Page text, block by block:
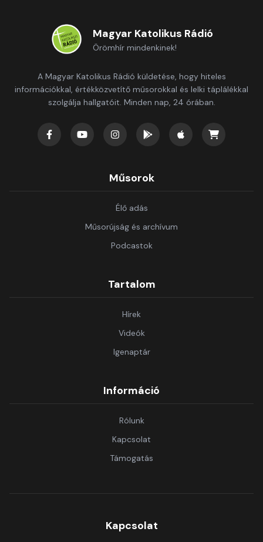
Magyar Katolikus Rádió
Örömhír mindenkinek!
A Magyar Katolikus Rádió küldetése, hogy hiteles
információkkal, értékközvetítő műsorokkal és lelki táplálékkal
szolgálja hallgatóit. Minden nap, 24 órában.
Műsorok
Élő adás
Műsorújság és archívum
Podcastok
Tartalom
Hírek
Videók
Igenaptár
Információ
Rólunk
Kapcsolat
Támogatás
Kapcsolat